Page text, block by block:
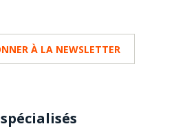
À LA NEWSLETTER